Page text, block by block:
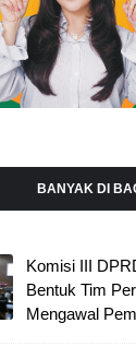
BANYAK DI
Komisi III
Bentuk Tim
Mengawal